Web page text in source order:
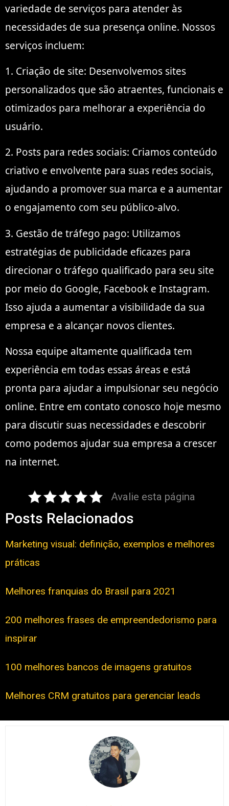
variedade de serviços para atender às
necessidades de sua presença online. Nossos
serviços incluem:
1. Criação de site: Desenvolvemos sites
personalizados que são atraentes, funcionais e
otimizados para melhorar a experiência do
usuário.
2. Posts para redes sociais: Criamos conteúdo
criativo e envolvente para suas redes sociais,
ajudando a promover sua marca e a aumentar
o engajamento com seu público-alvo.
3. Gestão de tráfego pago: Utilizamos
estratégias de publicidade eficazes para
direcionar o tráfego qualificado para seu site
por meio do Google, Facebook e Instagram.
Isso ajuda a aumentar a visibilidade da sua
empresa e a alcançar novos clientes.
Nossa equipe altamente qualificada tem
experiência em todas essas áreas e está
pronta para ajudar a impulsionar seu negócio
online. Entre em contato conosco hoje mesmo
para discutir suas necessidades e descobrir
como podemos ajudar sua empresa a crescer
na internet.
Avalie esta página
Posts Relacionados
Marketing visual: definição, exemplos e melhores
práticas
Melhores franquias do Brasil para 2021
200 melhores frases de empreendedorismo para
inspirar
100 melhores bancos de imagens gratuitos
Melhores CRM gratuitos para gerenciar leads